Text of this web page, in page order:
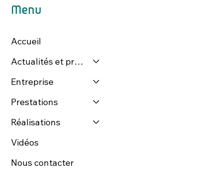
Menu
Accueil
Actualités et presse
Entreprise
Prestations
Réalisations
Vidéos
Nous contacter